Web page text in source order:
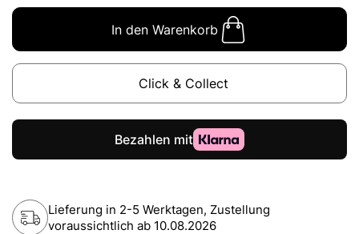
In den Warenkorb
Click & Collect
Lieferung in 2-5 Werktagen, Zustellung
voraussichtlich ab 10.08.2026